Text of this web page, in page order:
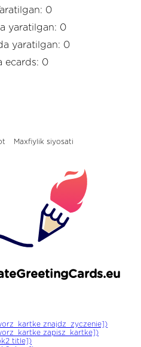
0
yaratilgan: 0
yaratilgan: 0
ecards: 0
Maxfiylik siyosati
znajdz_zyczenie])
zapisz_kartke])
title])